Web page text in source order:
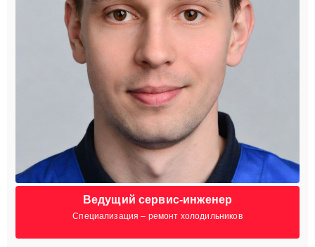
Ведущий сервис-инженер
Специализация – ремонт холодильников